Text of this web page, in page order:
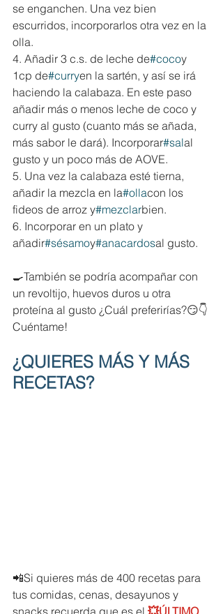
se enganchen. Una vez bien
escurridos, incorporarlos otra vez en la
olla.
4. Añadir 3 c.s. de leche de#cocoy
1cp de#curryen la sartén, y así se irá
haciendo la calabaza. En este paso
añadir más o menos leche de coco y
curry al gusto (cuanto más se añada,
más sabor le dará). Incorporar#salal
gusto y un poco más de AOVE.
5. Una vez la calabaza esté tierna,
añadir la mezcla en la#ollacon los
fideos de arroz y#mezclarbien.
6. Incorporar en un plato y
añadir#sésamoy#anacardosal gusto.
🍳También se podría acompañar con
un revoltijo, huevos duros u otra
proteína al gusto ¿Cuál preferirías?😏👇
Cuéntame!
¿QUIERES MÁS Y MÁS
RECETAS?
📲Si quieres más de 400 recetas para
tus comidas, cenas, desayunos y
snacks recuerda que es el 💥ÚLTIMO